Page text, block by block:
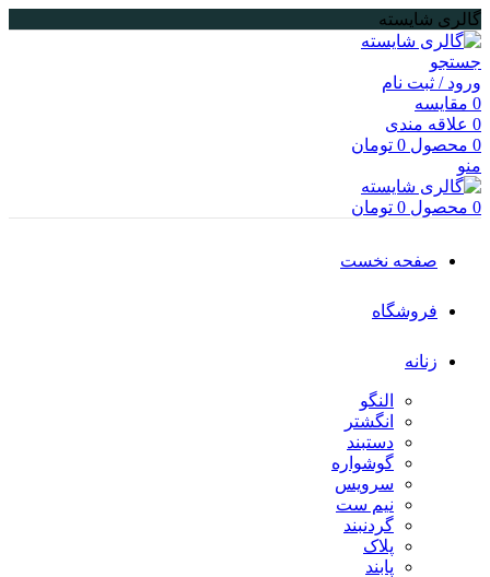
گالری شایسته
جستجو
ورود / ثبت نام
0 مقایسه
0 علاقه مندی
0 محصول 0 تومان
منو
0 محصول 0 تومان
صفحه نخست
فروشگاه
زنانه
النگو
انگشتر
دستبند
گوشواره
سرویس
نیم ست
گردنبند
پلاک
پابند